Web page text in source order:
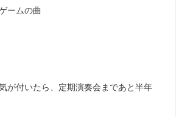
ームの曲
が付いたら、定期演奏会まであと半年